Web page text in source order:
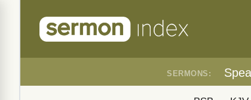
SERMONS: